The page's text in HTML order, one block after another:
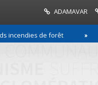
ADAMAVAR
de forêt